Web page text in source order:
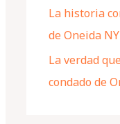
La historia
de Oneida NY
La verdad
condado de